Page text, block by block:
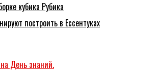
кубика Рубика
построить в Ессентуках
День знаний.